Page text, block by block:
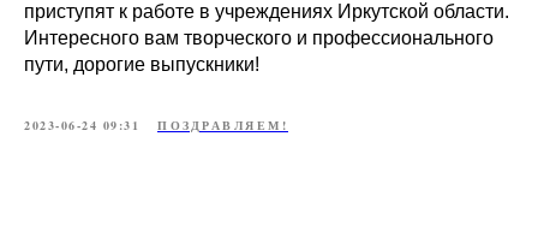
приступят к работе в учреждениях Иркутской области.
Интересного вам творческого и профессионального
пути, дорогие выпускники!
2023-06-24 09:31 ПОЗДРАВЛЯЕМ!